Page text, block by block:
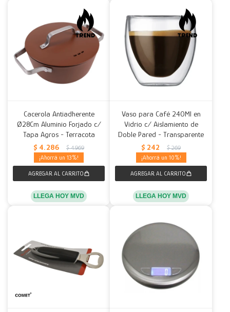
Cacerola Antiadherente
Ø28Cm Aluminio Forjado c/
Tapa Agros - Terracota
$ 4.286 $ 4.969
13
LLEGA HOY MVD
Vaso para Café 240Ml en
Vidrio c/ Aislamiento de
Doble Pared - Transparente
$ 242 $ 269
10
LLEGA HOY MVD